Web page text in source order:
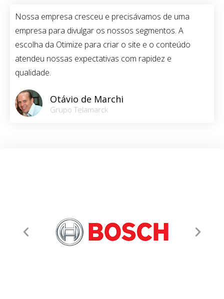
Nossa empresa cresceu e precisávamos de uma
empresa para divulgar os nossos segmentos. A
escolha da Otimize para criar o site e o conteúdo
atendeu nossas expectativas com rapidez e
qualidade.
Otávio de Marchi
Grupo Telamarck